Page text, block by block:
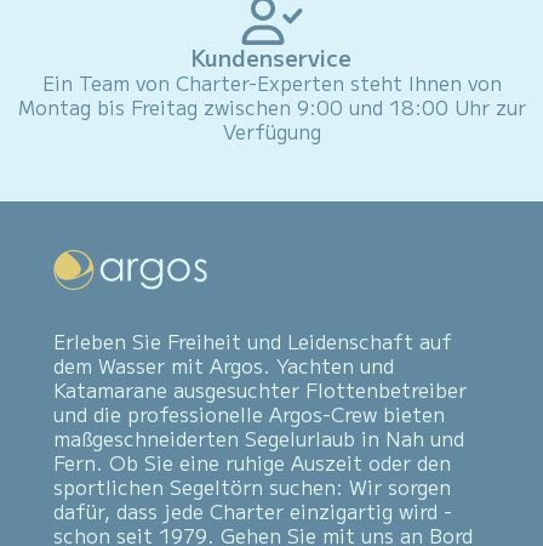
Kundenservice
Ein Team von Charter-Experten steht Ihnen von
Montag bis Freitag zwischen 9:00 und 18:00 Uhr zur
Verfügung
Erleben Sie Freiheit und Leidenschaft auf
dem Wasser mit Argos. Yachten und
Katamarane ausgesuchter Flottenbetreiber
und die professionelle Argos-Crew bieten
maßgeschneiderten Segelurlaub in Nah und
Fern. Ob Sie eine ruhige Auszeit oder den
sportlichen Segeltörn suchen: Wir sorgen
dafür, dass jede Charter einzigartig wird -
schon seit 1979. Gehen Sie mit uns an Bord